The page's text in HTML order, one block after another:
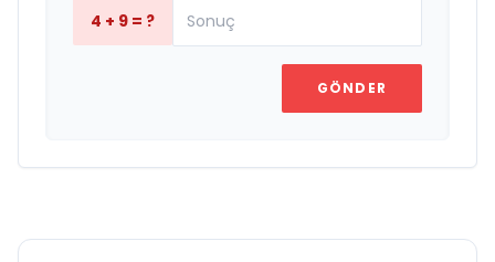
4 + 9 = ?
GÖNDER